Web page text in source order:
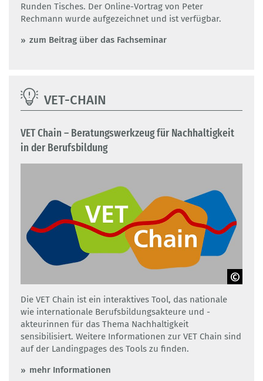
Runden Tisches. Der Online-Vortrag von Peter
Rechmann wurde aufgezeichnet und ist verfügbar.
zum Beitrag über das Fachseminar
VET-CHAIN
VET Chain – Beratungswerkzeug für Nachhaltigkeit
in der Berufsbildung
GOVET
Die VET Chain ist ein interaktives Tool, das nationale
wie internationale Berufsbildungsakteure und -
akteurinnen für das Thema Nachhaltigkeit
sensibilisiert. Weitere Informationen zur VET Chain sind
auf der Landingpages des Tools zu finden.
mehr Informationen